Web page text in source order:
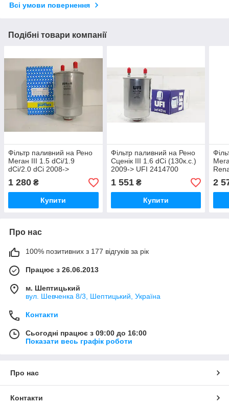
Всі умови повернення
Подібні товари компанії
Фільтр паливний на Рено
Меган III 1.5 dCi/1.9
dCi/2.0 dCi 2008->
ПОЛЬЩА FCS770
1 280 ₴
Купити
Фільтр паливний на Рено
Сценік III 1.6 dCi (130к.с.)
2009-> UFI 2414700
1 551₴
Купити
2
Про нас
100% позитивних з 177 відгуків за рік
Працює з 26.06.2013
м. Шептицький
вул. Шевченка 8/3, Шептицький, Україна
Контакти
Сьогодні працює з 09:00 до 16:00
Показати весь графік роботи
Про нас
Контакти